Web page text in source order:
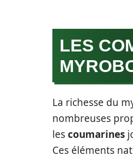
LES
La richesse du
nombreuses
lescoumarines
Ces éléments